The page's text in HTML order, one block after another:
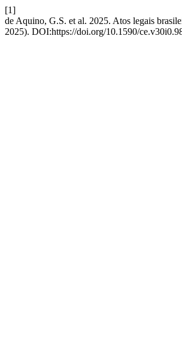
[1]
de Aquino, G.S. et al. 2025. Atos legais
2025). DOI:https://doi.org/10.1590/